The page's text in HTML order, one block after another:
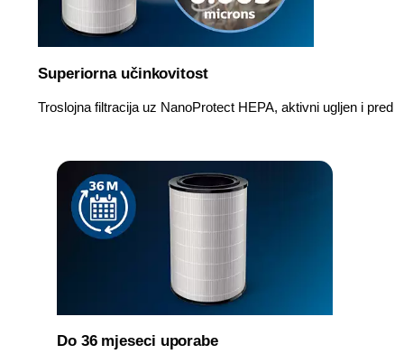
Superiorna učinkovitost
Troslojna filtracija uz NanoProtect HEPA, aktivni ugljen i
Do 36 mjeseci uporabe